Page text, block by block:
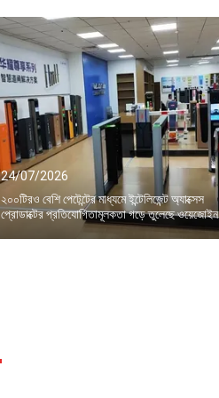
24/07/2026
২০০টিরও বেশি পেটেন্টের মাধ্যমে ইন্টেলিজেন্ট অ্যাক্সেস
প্রোডাক্টের প্রতিযোগিতামূলকতা গড়ে তুলেছে ওয়েজোইন